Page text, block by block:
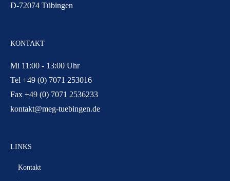
D-72074 Tübingen
KONTAKT
Mi 11:00 - 13:00 Uhr
Tel +49 (0) 7071 253016
Fax +49 (0) 7071 2536233
kontakt@meg-tuebingen.de
LINKS
Kontakt